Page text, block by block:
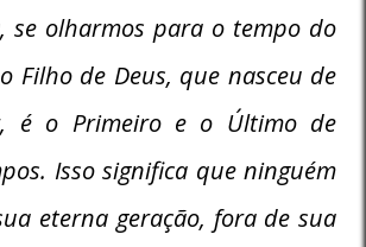
se olharmos para o tempo do
Filho de Deus, que nasceu de
é o Primeiro e o Último de
Isso significa que ninguém
eterna geração, fora de sua